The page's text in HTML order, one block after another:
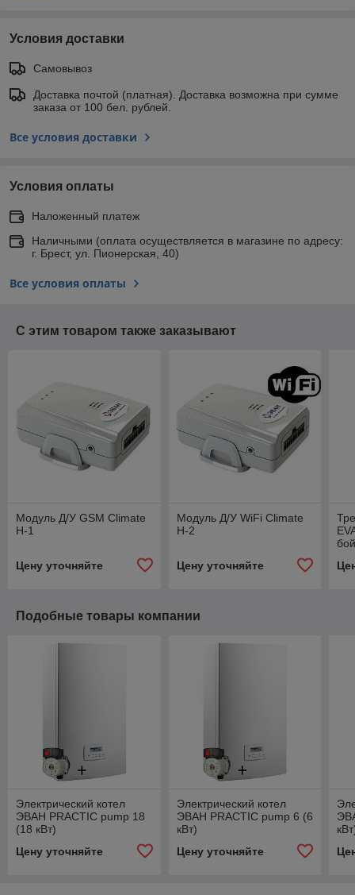
Условия доставки
Самовывоз
Доставка почтой (платная). Доставка возможна при сумме
заказа от 100 бел. рублей.
Все условия доставки
Условия оплаты
Наложенный платеж
Наличными (оплата осуществляется в магазине по адресу:
г. Брест, ул. Пионерская, 40)
Все условия оплаты
С этим товаром также заказывают
Модуль Д/У GSM Climate
H-1
Цену уточняйте
Модуль Д/У WiFi Climate
H-2
Цену уточняйте
Подобные товары компании
Электрический котел
ЭВАН PRACTIC pump 18
(18 кВт)
Цену уточняйте
Электрический котел
ЭВАН PRACTIC pump 6 (6
кВт)
Цену уточняйте